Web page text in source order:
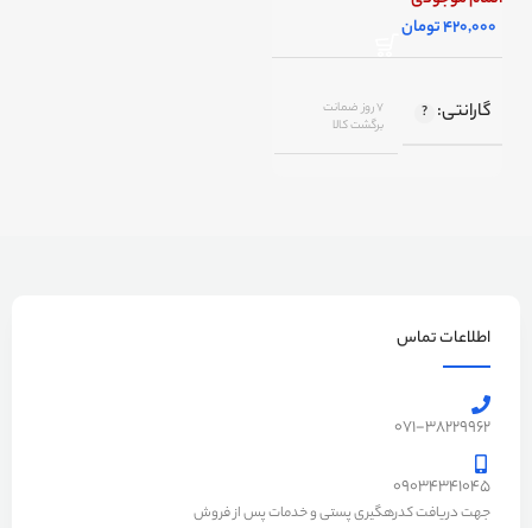
تومان
گارانتی
7 روز ضمانت
برگشت کالا
اطلاعات تماس
071-38229962
09034341045
جهت دریافت کدرهگیری پستی و خدمات پس از فروش